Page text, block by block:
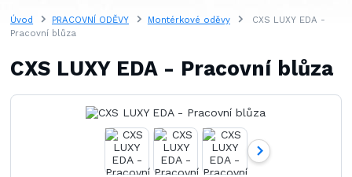
Úvod PRACOVNÍ ODĚVY Montérkové oděvy
CXS LUXY EDA -
Pracovní blůza
CXS LUXY EDA - Pracovní blůza